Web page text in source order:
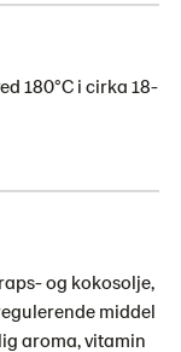
180°C i cirka 18-
og kokosolje,
middel
aroma, vitamin